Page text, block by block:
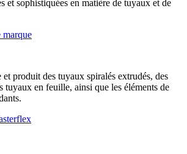
et sophistiquées en matière de tuyaux et de
marque
produit des tuyaux spiralés extrudés, des
tuyaux en feuille, ainsi que les éléments de